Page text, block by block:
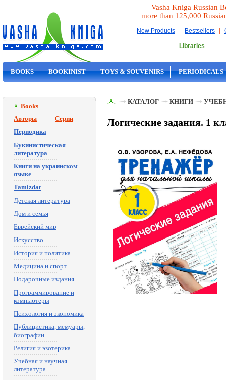
Vasha Kniga Russian
more than 125,000
New Products | Bestsellers |
Libraries
BOOKS BOOKINIST TOYS & SOUVENIRS PERIODICALS
Books
Авторы
Серии
Периодика
Букинистическая
литература
Книги на украинском
языке
Tamizdat
Детская литература
Дом и семья
Еврейский мир
Искусство
История и политика
Медицина и спорт
Подарочные издания
Программирование и
компьютеры
Психология и экономика
Публицистика, мемуары,
биографии
Религия и эзотерика
Учебная и научная
литература
КАТАЛОГ КНИГИ
Логические задания. 1